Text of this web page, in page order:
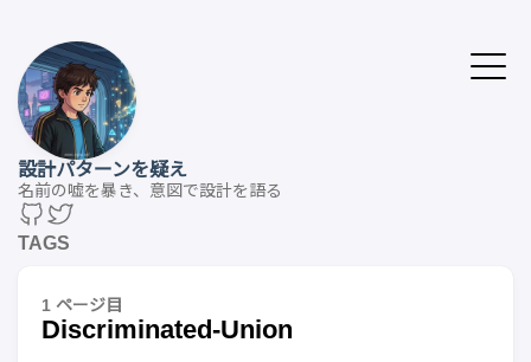
設計パターンを疑え
名前の嘘を暴き、意図で設計を語る
TAGS
1 ページ目
Discriminated-Union